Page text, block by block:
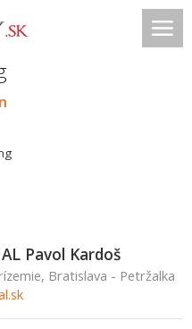
Pavol Kardoš
Bratislava - Petržalka